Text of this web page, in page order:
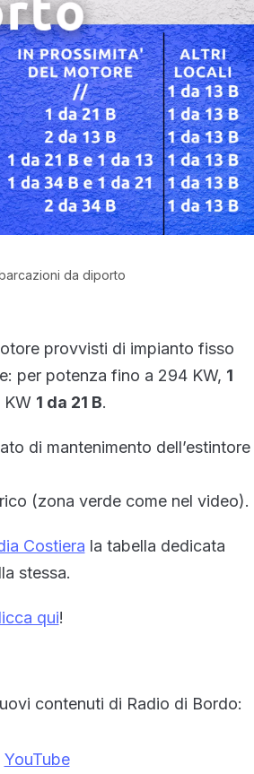
da diporto
provvisti di impianto fisso
per potenza fino a 294 KW, 1
KW 1 da 21 B.
di mantenimento dell’estintore
(zona verde come nel video).
Costiera la tabella dedicata
stessa.
qui!
contenuti di Radio di Bordo:
YouTube